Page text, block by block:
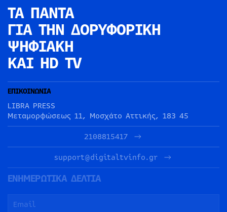
ΤΑ ΠΑΝΤΑ
ΓΙΑ ΤΗΝ ΔΟΡΥΦΟΡΙΚΗ
ΨΗΦΙΑΚΗ
ΚΑΙ HD TV
ΕΠΙΚΟΙΝΩΝΙΑ
LIBRA PRESS
Μεταμορφώσεως 11, Μοσχάτο Αττικής, 183 45
2108815417
support@digitaltvinfo.gr
ΕΝΗΜΕΡΩΤΙΚΑ ΔΕΛΤΙΑ